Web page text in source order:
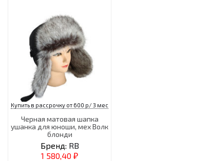
Купить в рассрочку от 600 р/ 3 мес
Черная матовая шапка
ушанка для юноши, мех Волк
блонди
Бренд: RB
1 580,40 ₽